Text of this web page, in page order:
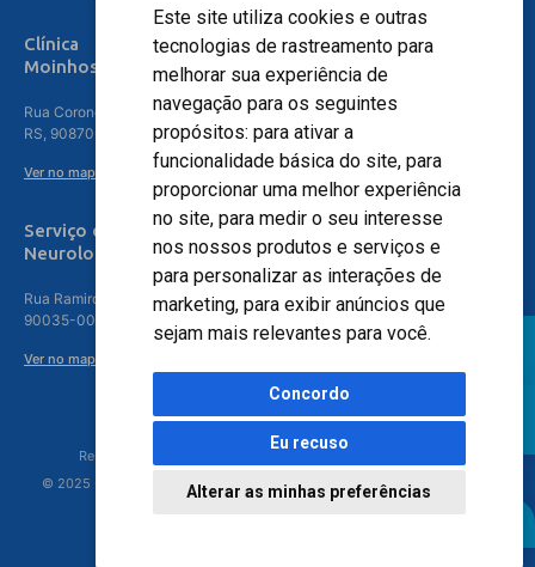
Este site utiliza cookies e outras
tecnologias de rastreamento para
melhorar sua experiência de
navegação para os seguintes
propósitos: para ativar a
funcionalidade básica do site, para
proporcionar uma melhor experiência
no site, para medir o seu interesse
nos nossos produtos e serviços e
para personalizar as interações de
marketing, para exibir anúncios que
sejam mais relevantes para você.
Concordo
Eu recuso
Alterar as minhas preferências
Clínica
Moinhos de Vento - Teresópolis
Rua Coronel Aparício Borges, 250 - 3º andar - Teresópolis, Porto Alegre -
RS, 90870-016
Ver no mapa
Serviço de
Neurologia
Rua Ramiro Barcelos, 630 – 5º andar – Floresta, Porto Alegre – RS,
90035-001
Ver no mapa
Responsável Técnico: Dr. Luiz Antonio Nasi - CREMERS 11217
© 2025 - Hospital Moinhos de Vento - Registro Empresa (CRM-RS): 425